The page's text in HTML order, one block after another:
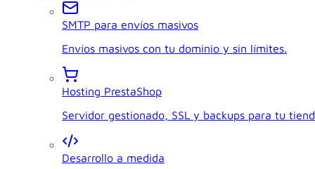
SMTP para envíos masivos
Envíos masivos con tu dominio y sin límites.
Hosting PrestaShop
Servidor gestionado, SSL y backups para tu
Desarrollo a medida